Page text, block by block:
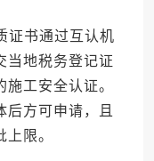
书通过互认机
当地税务登记证
工安全认证。
后方可申请，且
限。